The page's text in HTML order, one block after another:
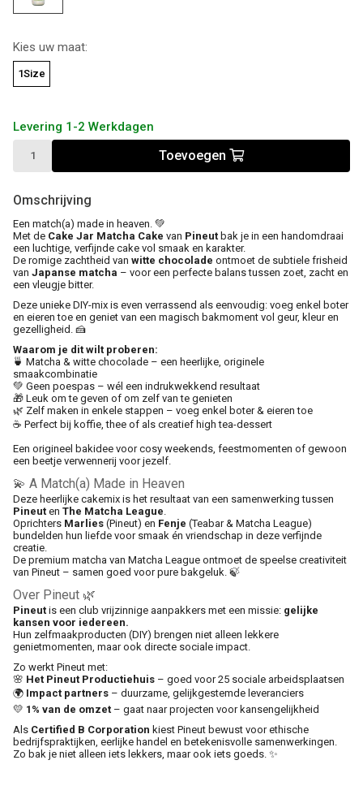
Kies uw maat:
1Size
Levering 1-2 Werkdagen
Toevoegen
Omschrijving
Een match(a) made in heaven. 💚
Met de Cake Jar Matcha Cake van Pineut bak je in een handomdraai
een luchtige, verfijnde cake vol smaak en karakter.
De romige zachtheid van witte chocolade ontmoet de subtiele frisheid
van Japanse matcha – voor een perfecte balans tussen zoet, zacht en
een vleugje bitter.
Deze unieke DIY-mix is even verrassend als eenvoudig: voeg enkel boter
en eieren toe en geniet van een magisch bakmoment vol geur, kleur en
gezelligheid. 🍰
Waarom je dit wilt proberen:
🍵 Matcha & witte chocolade – een heerlijke, originele
smaakcombinatie
💚 Geen poespas – wél een indrukwekkend resultaat
🎁 Leuk om te geven of om zelf van te genieten
🌿 Zelf maken in enkele stappen – voeg enkel boter & eieren toe
☕ Perfect bij koffie, thee of als creatief high tea-dessert
Een origineel bakidee voor cosy weekends, feestmomenten of gewoon
een beetje verwennerij voor jezelf.
💫 A Match(a) Made in Heaven
Deze heerlijke cakemix is het resultaat van een samenwerking tussen
Pineut en The Matcha League
Oprichters Marlies (Pineut) en Fenje (Teabar & Matcha League)
bundelden hun liefde voor smaak én vriendschap in deze verfijnde
creatie.
De premium matcha van Matcha League ontmoet de speelse creativiteit
van Pineut – samen goed voor pure bakgeluk. 🍃
Over Pineut 🌿
Pineut is een club vrijzinnige aanpakkers met een missie: gelijke
kansen voor iedereen.
Hun zelfmaakproducten (DIY) brengen niet alleen lekkere
genietmomenten, maar ook directe sociale impact.
Zo werkt Pineut met:
🌸 Het Pineut Productiehuis – goed voor 25 sociale arbeidsplaatsen
🌍 Impact partners – duurzame, gelijkgestemde leveranciers
💛 1% van de omzet – gaat naar projecten voor kansengelijkheid
Als Certified B Corporation kiest Pineut bewust voor ethische
bedrijfspraktijken, eerlijke handel en betekenisvolle samenwerkingen.
Zo bak je niet alleen iets lekkers, maar ook iets goeds. ✨